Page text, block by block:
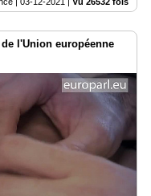
l'Union européenne